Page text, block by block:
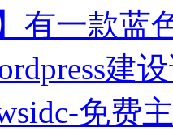
有一款蓝
建
免费